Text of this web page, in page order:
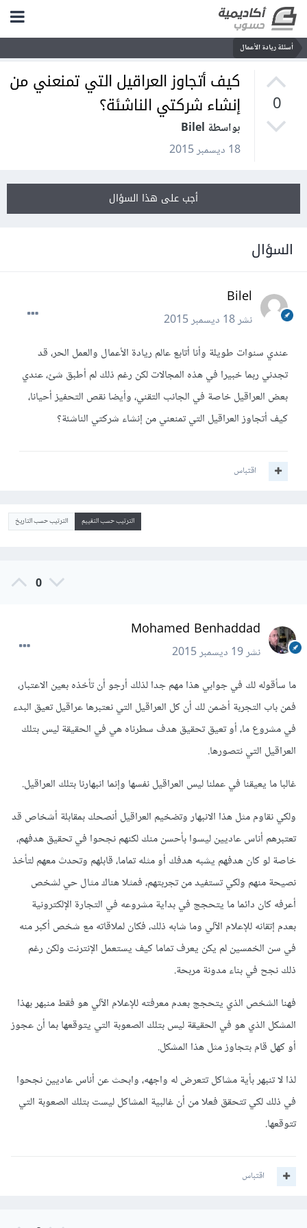
أسئلة ريادة الأعمال
0
كيف أتجاوز العراقيل التي تمنعني من
إنشاء شركتي الناشئة؟
بواسطة Bilel
18 ديسمبر 2015
أجب على هذا السؤال
السؤال
Bilel
نشر18 ديسمبر 2015
عندي سنوات طويلة وأنا أتابع عالم ريادة الأعمال والعمل الحر، قد
تجدني ربما خبيرا في هذه المجالات لكن رغم ذلك لم أطبق شئ، عندي
بعض العراقيل خاصة في الجانب التقني، وأيضا نقص التحفيز أحيانا،
كيف أتجاوز العراقيل التي تمنعني من إنشاء شركتي الناشئة؟
اقتباس
الترتيب حسب التقييم الترتيب حسب التاريخ
0
Mohamed Benhaddad
نشر19 ديسمبر 2015
ما سأقوله لك في جوابي هذا مهم جدا لذلك أرجو أن تأخذه بعين الاعتبار،
فمن باب التجربة أضمن لك أن كل العراقيل التي نعتبرها عراقيل تعيق البدء
في مشروع ما، أو تعيق تحقيق هدف سطرناه هي في الحقيقة ليس بتلك
العراقيل التي نتصورها.
غالبا ما يعيقنا في عملنا ليس العراقيل نفسها وإنما انبهارنا بتلك العراقيل.
ولكي نقاوم مثل هذا الانبهار وتضخيم العراقيل أنصحك بمقابلة أشخاص قد
تعتبرهم أناس عاديين ليسوا بأحسن منك لكنهم نجحوا في تحقيق هدفهم،
خاصة لو كان هدفهم يشبه هدفك أو مثله تماما، قابلهم وتحدث معهم لتأخذ
نصيحة منهم ولكي تستفيد من تجربتهم، فمثلا هناك مثال حي لشخص
أعرفه كان دائما ما يتحجج في بداية مشروعه في التجارة الإلكترونية
بعدم إتقانه للإعلام الآلي وما شابه ذلك، فكان لملاقاته مع شخص أكبر منه
في سن الخمسين لم يكن يعرف تماما كيف يستعمل الإنترنت ولكن رغم
ذلك نجح في بناء مدونة مربحة.
فهنا الشخص الذي يتحجج بعدم معرفته للإعلام الآلي هو فقط منبهر بهذا
المشكل الذي هو في الحقيقة ليس بتلك الصعوبة التي يتوقعها بما أن عجوز
أو كهل قام بتجاوز مثل هذا المشكل.
لذا لا تنبهر بأية مشاكل تتعرض له واجهه، وابحث عن أناس عاديين نجحوا
في ذلك لكي تتحقق فعلا من أن غالبية المشاكل ليست بتلك الصعوبة التي
تتوقعها.
اقتباس